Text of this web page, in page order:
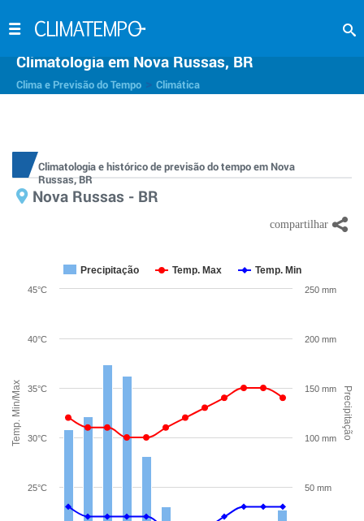
Climatologia em Nova Russas, BR
Clima e Previsão do Tempo Climática
Climatologia e histórico de previsão do tempo em Nova
Russas, BR
Nova Russas - BR
Temp. Min/Max Precipitação
Precipitação Temp. Max Temp. Min
25°C
30°C
35°C
40°C
45°C
50 mm
100 mm
150 mm
200 mm
250 mm